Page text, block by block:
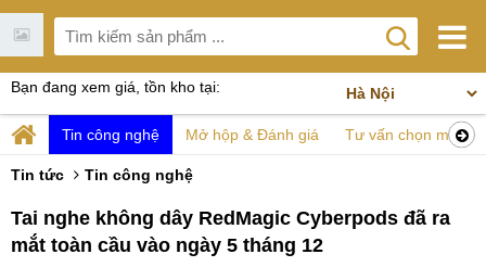
Bạn đang xem giá, tồn kho tại:
Tin công nghệ Mở hộp & Đánh giá Tư vấn chọn mua
Tin tức Tin công nghệ
Tai nghe không dây RedMagic Cyberpods đã ra
mắt toàn cầu vào ngày 5 tháng 12